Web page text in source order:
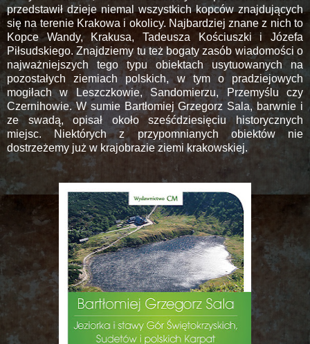
przedstawił dzieje niemal wszystkich kopców znajdujących
się na terenie Krakowa i okolicy. Najbardziej znane z nich to
Kopce Wandy, Krakusa, Tadeusza Kościuszki i Józefa
Piłsudskiego. Znajdziemy tu też bogaty zasób wiadomości o
najważniejszych tego typu obiektach usytuowanych na
pozostałych ziemiach polskich, w tym o pradziejowych
mogiłach w Leszczkowie, Sandomierzu, Przemyślu czy
Czernihowie. W sumie Bartłomiej Grzegorz Sala, barwnie i
ze swadą, opisał około sześćdziesięciu historycznych
miejsc. Niektórych z przypomnianych obiektów nie
dostrzeżemy już w krajobrazie ziemi krakowskiej.